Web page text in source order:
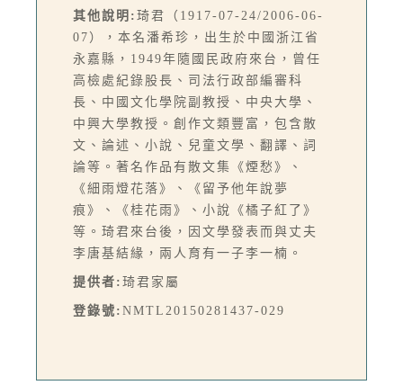
其他說明: 琦君（1917-07-24/2006-06-
07），本名潘希珍，出生於中國浙江省
永嘉縣，1949年隨國民政府來台，曾任
高檢處紀錄股長、司法行政部編審科
長、中國文化學院副教授、中央大學、
中興大學教授。創作文類豐富，包含散
文、論述、小說、兒童文學、翻譯、詞
論等。著名作品有散文集《煙愁》、
《細雨燈花落》、《留予他年說夢
痕》、《桂花雨》、小說《橘子紅了》
等。琦君來台後，因文學發表而與丈夫
李唐基結緣，兩人育有一子李一楠。
提供者: 琦君家屬
登錄號: NMTL20150281437-029